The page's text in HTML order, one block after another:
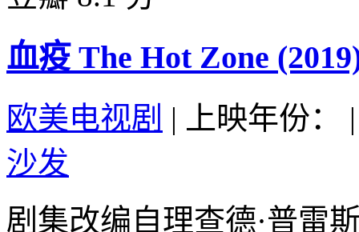
血疫 The Hot Zone
欧美电视剧 | 上映年份：
|
沙发
剧集改编自理查德·普雷